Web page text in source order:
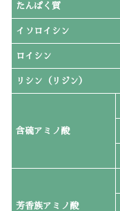
たんぱく質
イソロイシン
ロイシン
リシン（リジン）
含硫アミノ酸
芳香族アミノ酸